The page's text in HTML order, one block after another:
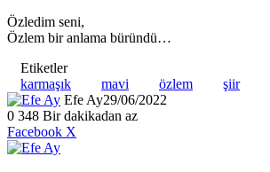
Özledim seni,
Özlem bir anlama büründü…
Etiketler
karmaşık
mavi özlem
şiir
Efe Ay29/06/2022
0 348 Bir dakikadan az
Facebook X